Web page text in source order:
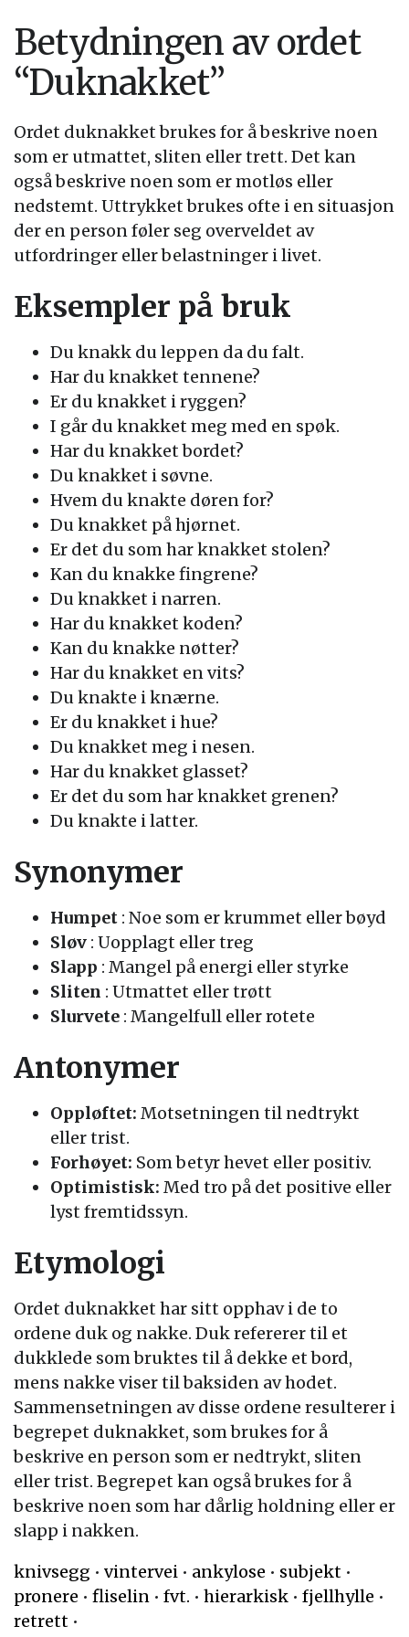
Betydningen av ordet
“Duknakket”
Ordet duknakket brukes for å beskrive noen
som er utmattet, sliten eller trett. Det kan
også beskrive noen som er motløs eller
nedstemt. Uttrykket brukes ofte i en situasjon
der en person føler seg overveldet av
utfordringer eller belastninger i livet.
Eksempler på bruk
Du knakk du leppen da du falt.
Har du knakket tennene?
Er du knakket i ryggen?
I går du knakket meg med en spøk.
Har du knakket bordet?
Du knakket i søvne.
Hvem du knakte døren for?
Du knakket på hjørnet.
Er det du som har knakket stolen?
Kan du knakke fingrene?
Du knakket i narren.
Har du knakket koden?
Kan du knakke nøtter?
Har du knakket en vits?
Du knakte i knærne.
Er du knakket i hue?
Du knakket meg i nesen.
Har du knakket glasset?
Er det du som har knakket grenen?
Du knakte i latter.
Synonymer
Humpet : Noe som er krummet eller bøyd
Sløv : Uopplagt eller treg
Slapp : Mangel på energi eller styrke
Sliten : Utmattet eller trøtt
Slurvete : Mangelfull eller rotete
Antonymer
Oppløftet: Motsetningen til nedtrykt
eller trist.
Forhøyet: Som betyr hevet eller positiv.
Optimistisk: Med tro på det positive eller
lyst fremtidssyn.
Etymologi
Ordet duknakket har sitt opphav i de to
ordene duk og nakke. Duk refererer til et
dukklede som bruktes til å dekke et bord,
mens nakke viser til baksiden av hodet.
Sammensetningen av disse ordene resulterer i
begrepet duknakket, som brukes for å
beskrive en person som er nedtrykt, sliten
eller trist. Begrepet kan også brukes for å
beskrive noen som har dårlig holdning eller er
slapp i nakken.
knivsegg • vintervei • ankylose • subjekt •
pronere • fliselin • fvt. • hierarkisk • fjellhylle •
retrett •